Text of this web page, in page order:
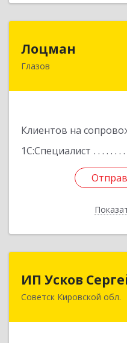
Лоцман
Глазов
Клиентов на
1С:Специалист
427620, Удмуртская
ИП Усков
Советск Кировской обл.
ИП Усков
613340, Кировская